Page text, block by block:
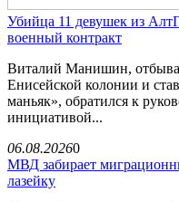
Убийца 11 девушек из
военный контракт
Виталий Манишин,
Енисейской колонии и
маньяк», обратился к
инициативой...
06.08.20260
МВД забирает
лазейку